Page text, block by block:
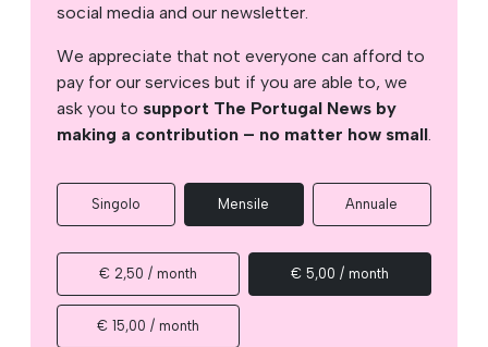
social media and our newsletter.
We appreciate that not everyone can afford to
pay for our services but if you are able to, we
ask you to support The Portugal News by
making a contribution – no matter how small.
Singolo Mensile Annuale
€ 2,50 / month € 5,00 / month
€ 15,00 / month